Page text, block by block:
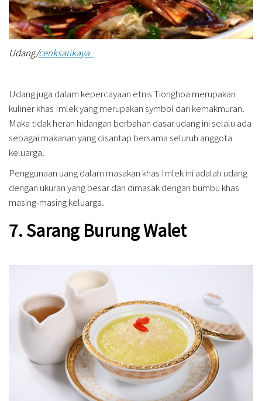
Udang/cenksarikaya_
Udang juga dalam kepercayaan etnis Tionghoa merupakan
kuliner khas Imlek yang merupakan symbol dari kemakmuran.
Maka tidak heran hidangan berbahan dasar udang ini selalu ada
sebagai makanan yang disantap bersama seluruh anggota
keluarga.
Penggunaan uang dalam masakan khas Imlek ini adalah udang
dengan ukuran yang besar dan dimasak dengan bumbu khas
masing-masing keluarga.
7. Sarang Burung Walet